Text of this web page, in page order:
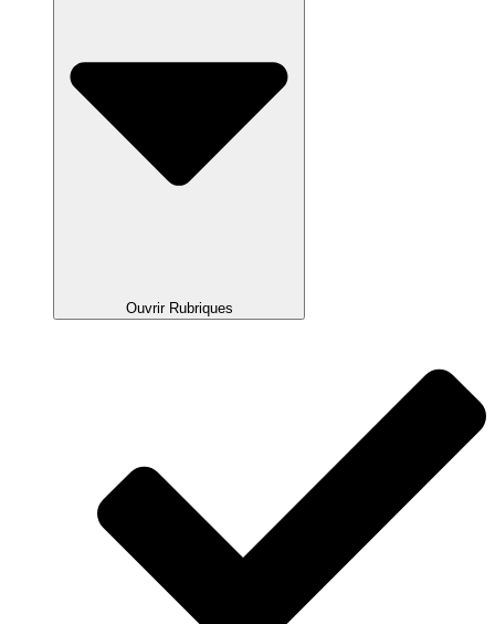
Ouvrir Rubriques